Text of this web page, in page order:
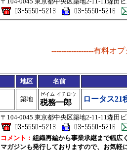
-----------------有料オ
地区 名前
築地
ゼイム イチロウ
税務一郎 ロータス21
〒104-0045 東京都中央区築地2-11-11森田
コメント： 組織再編から事業承継まで幅広
マガジンも発行しておりますので、お気軽